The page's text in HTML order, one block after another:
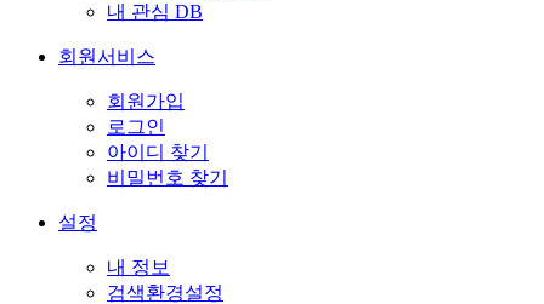
내 관심 DB
회원서비스
회원가입
로그인
아이디 찾기
비밀번호 찾기
설정
내 정보
검색환경설정